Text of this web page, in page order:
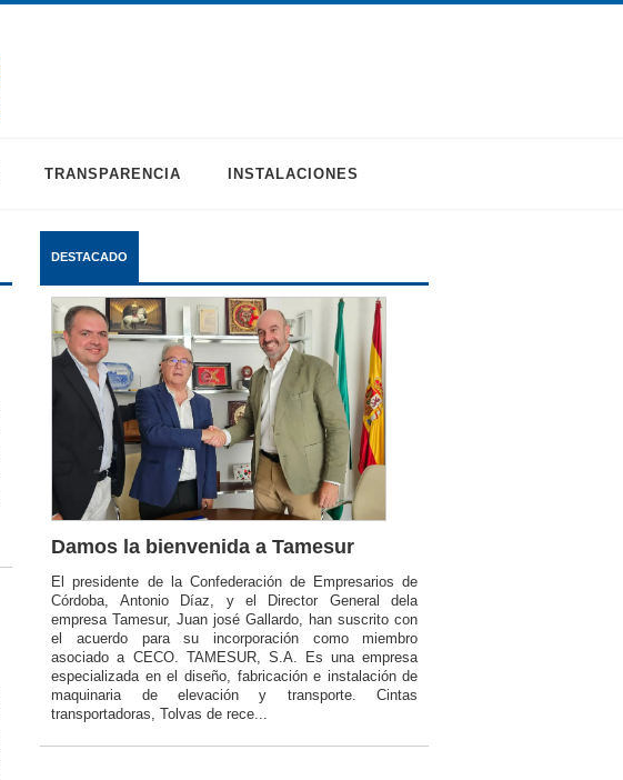
TRANSPARENCIA INSTALACIONES
DESTACADO
Damos la bienvenida a Tamesur
El presidente de la Confederación de Empresarios de
Córdoba, Antonio Díaz, y el Director General dela
empresa Tamesur, Juan josé Gallardo, han suscrito con
el acuerdo para su incorporación como miembro
asociado a CECO. TAMESUR, S.A. Es una empresa
especializada en el diseño, fabricación e instalación de
maquinaria de elevación y transporte. Cintas
transportadoras, Tolvas de rece...